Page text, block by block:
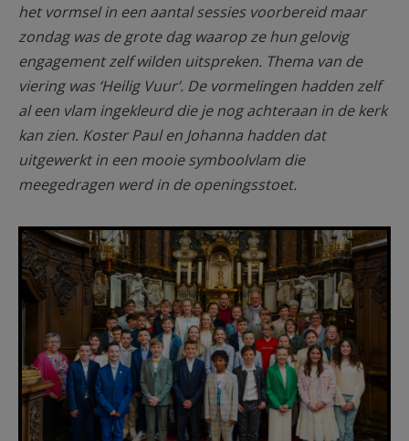
het vormsel in een aantal sessies voorbereid maar
zondag was de grote dag waarop ze hun gelovig
engagement zelf wilden uitspreken. Thema van de
viering was ‘Heilig Vuur’. De vormelingen hadden zelf
al een vlam ingekleurd die je nog achteraan in de kerk
kan zien. Koster Paul en Johanna hadden dat
uitgewerkt in een mooie symboolvlam die
meegedragen werd in de openingsstoet.
SeverineDumoulinFotografie-
240421-945-Verbeterd-NR.jpg